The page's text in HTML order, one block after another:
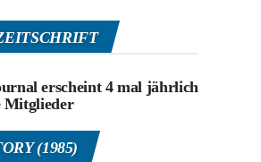
erscheint 4 mal jährlich
Mitglieder
(1985)